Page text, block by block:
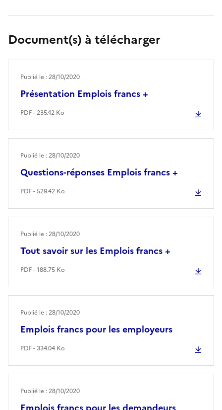
Document(s) à télécharger
Présentation Emplois francs +
Publié le : 28/10/2020
PDF - 235.42 Ko
Questions-réponses Emplois francs +
Publié le : 28/10/2020
PDF - 529.42 Ko
Tout savoir sur les Emplois francs +
Publié le : 28/10/2020
PDF - 188.75 Ko
Emplois francs pour les employeurs
Publié le : 28/10/2020
PDF - 334.04 Ko
Publié le : 28/10/2020